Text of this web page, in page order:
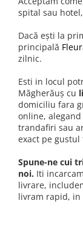
spital sau
Dacă ești la
principală
zilnic.
Esti in locul
Măgherăuș cu
domiciliu fara
online,
trandafiri sau
exact pe gustul
Spune-ne cui
noi. Iti
livrare,
livram rapid, in